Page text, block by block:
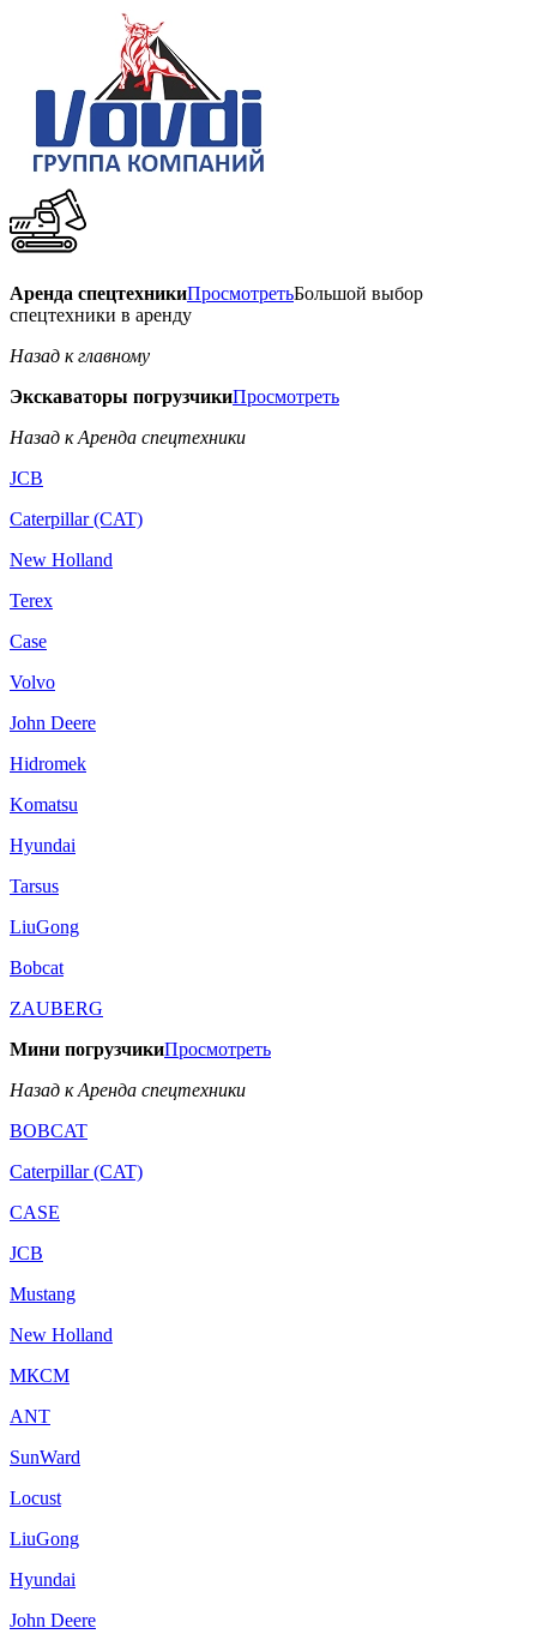
Аренда спецтехникиПросмотретьБольшой выбор
спецтехники в аренду
Назад к главному
Экскаваторы погрузчикиПросмотреть
Назад к Аренда спецтехники
JCB
Caterpillar (CAT)
New Holland
Terex
Case
Volvo
John Deere
Hidromek
Komatsu
Hyundai
Tarsus
LiuGong
Bobcat
ZAUBERG
Мини погрузчикиПросмотреть
Назад к Аренда спецтехники
BOBCAT
Caterpillar (CAT)
CASE
JCB
Mustang
New Holland
МКСМ
ANT
SunWard
Locust
LiuGong
Hyundai
John Deere